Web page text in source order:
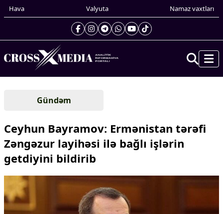
Hava Valyuta Namaz vaxtları
Gündəm
Xarici xəbərlər
Cənubi Qafqaz
Türk Dünyası
Yaxın Şərq
Avropa
Amerika
Asiya
Afrika
Gündəm
Ceyhun Bayramov: Ermənistan tərəfi
Zəngəzur layihəsi ilə bağlı işlərin
getdiyini bildirib